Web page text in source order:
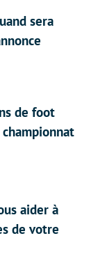
sera
de foot
aider à
de votre